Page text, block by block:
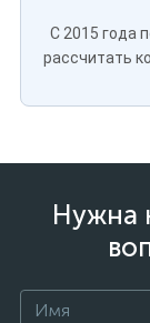
С 2015 года
рассчитать
Нужна